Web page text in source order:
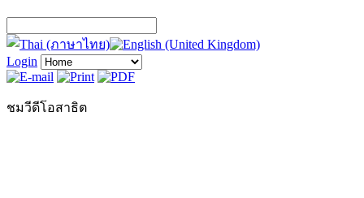
Login
ชมวีดีโอสาธิต